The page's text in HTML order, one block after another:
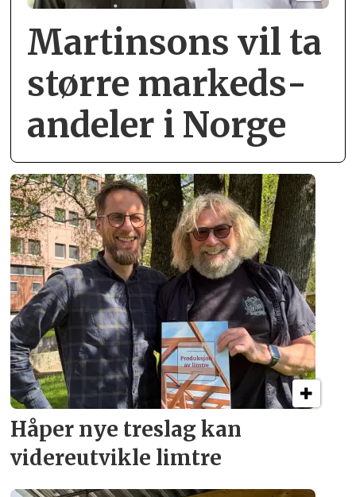
Martinsons vil ta
større markeds­
andeler i Norge
Håper nye treslag kan
videreutvikle limtre